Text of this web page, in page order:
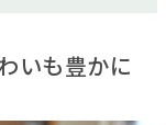
いも豊かに